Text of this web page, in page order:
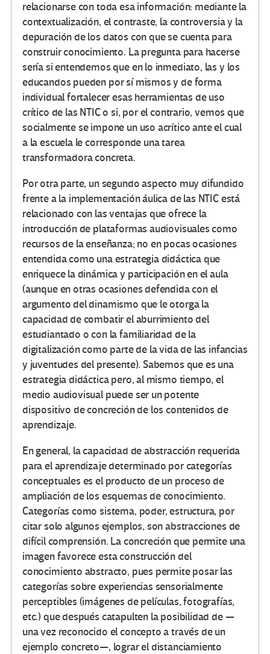
relacionarse con toda esa información: mediante la
contextualización, el contraste, la controversia y la
depuración de los datos con que se cuenta para
construir conocimiento. La pregunta para hacerse
sería si entendemos que en lo inmediato, las y los
educandos pueden por sí mismos y de forma
individual fortalecer esas herramientas de uso
crítico de las NTIC o si, por el contrario, vemos que
socialmente se impone un uso acrítico ante el cual
a la escuela le corresponde una tarea
transformadora concreta.
Por otra parte, un segundo aspecto muy difundido
frente a la implementación áulica de las NTIC está
relacionado con las ventajas que ofrece la
introducción de plataformas audiovisuales como
recursos de la enseñanza; no en pocas ocasiones
entendida como una estrategia didáctica que
enriquece la dinámica y participación en el aula
(aunque en otras ocasiones defendida con el
argumento del dinamismo que le otorga la
capacidad de combatir el aburrimiento del
estudiantado o con la familiaridad de la
digitalización como parte de la vida de las infancias
y juventudes del presente). Sabemos que es una
estrategia didáctica pero, al mismo tiempo, el
medio audiovisual puede ser un potente
dispositivo de concreción de los contenidos de
aprendizaje.
En general, la capacidad de abstracción requerida
para el aprendizaje determinado por categorías
conceptuales es el producto de un proceso de
ampliación de los esquemas de conocimiento.
Categorías como sistema, poder, estructura, por
citar solo algunos ejemplos, son abstracciones de
difícil comprensión. La concreción que permite una
imagen favorece esta construcción del
conocimiento abstracto, pues permite posar las
categorías sobre experiencias sensorialmente
perceptibles (imágenes de películas, fotografías,
etc.) que después catapulten la posibilidad de —
una vez reconocido el concepto a través de un
ejemplo concreto—, lograr el distanciamiento